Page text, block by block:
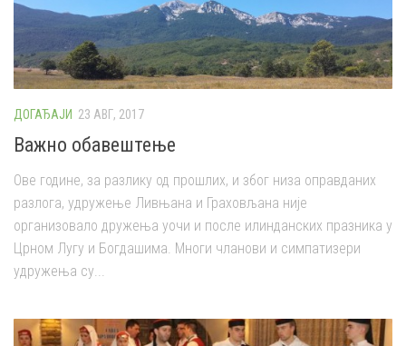
ДОГАЂАЈИ 23 АВГ, 2017
Важно обавештење
Ове године, за разлику од прошлих, и због низа оправданих
разлога, удружење Ливњана и Граховљана није
организовало дружења уочи и после илинданских празника у
Црном Лугу и Богдашима. Многи чланови и симпатизери
удружења су...